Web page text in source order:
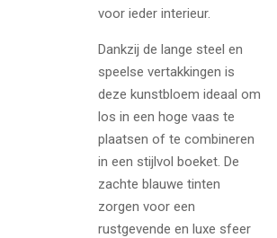
voor ieder interieur.
Dankzij de lange steel en
speelse vertakkingen is
deze kunstbloem ideaal om
los in een hoge vaas te
plaatsen of te combineren
in een stijlvol boeket. De
zachte blauwe tinten
zorgen voor een
rustgevende en luxe sfeer